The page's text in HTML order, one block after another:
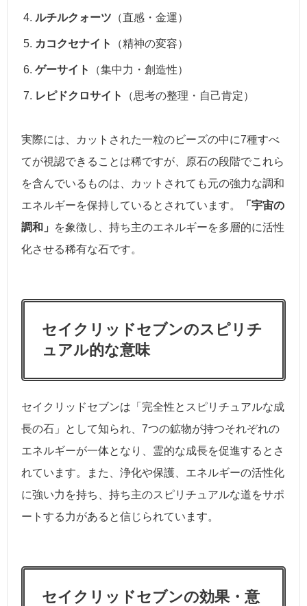
ルチルクォーツ （直感・金運）
カコクセナイト （精神の変容）
ゲーサイト （集中力・創造性）
レピドクロサイト （思考の整理・自己肯定）
実際には、カットされた一粒のビーズの中に7種すべ
てが視認できることは稀ですが、原石の段階でこれら
を含んでいるものは、カットされても元の強力な調和
エネルギーを保持しているとされています。
「宇宙の
調和」
を象徴し、持ち主のエネルギーを多層的に活性
化させる稀有な石です。
セイクリッドセブンのスピリチ
ュアル的な意味
セイクリッドセブンは「完全性とスピリチュアルな成
長の石」として知られ、7つの鉱物が持つそれぞれの
エネルギーが一体となり、霊的な成長を促進するとさ
れています。また、浄化や保護、エネルギーの活性化
に強い力を持ち、持ち主のスピリチュアルな道をサポ
ートする力があると信じられています。
セイクリッドセブンの効果・意